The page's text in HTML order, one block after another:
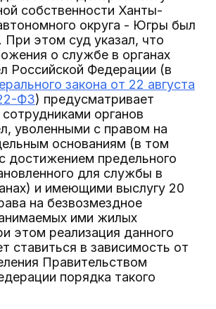
собственности Ханты-
округа - Югры был
При этом суд указал, что
о службе в органах
Российской Федерации (в
закона от 22 августа
ФЗ) предусматривает
органов
уволенными с правом на
основаниям (в том
достижением предельного
для службы в
и имеющими выслугу 20
на безвозмездное
ими жилых
этом реализация данного
ставиться в зависимость от
Правительством
порядка такого